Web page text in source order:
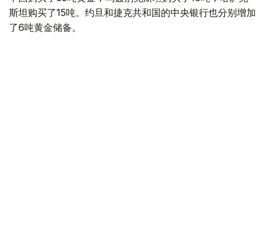
斯坦购买了15吨。约旦和捷克共和国的中央银行也分别增加
了6吨黄金储备。